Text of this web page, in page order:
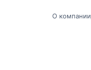
О компании